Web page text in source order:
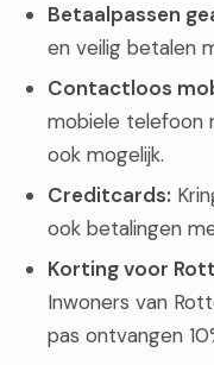
Betaalpassen
en veilig betalen
Contactloos
mobiele telefoon
ook mogelijk.
Creditcards:
ook betalingen
Korting voor
Inwoners van
pas ontvangen